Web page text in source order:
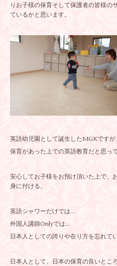
りお子様の保育そして保護者の皆様の
ているかと思います。
英語幼児園として誕生したMGKですが
保育があった上での英語教育だと思っ
安心してお子様をお預け頂いた上で、
身に付ける。
英語シャワーだけでは...
外国人講師Onlyでは...
日本人としての誇りや在り方を忘れて
日本人として、日本の保育の良いとこ